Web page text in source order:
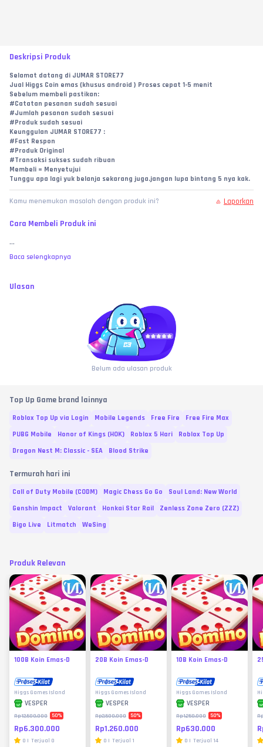
Deskripsi Produk
Selamat datang di JUMAR STORE77
Jual Higgs Coin emas {khusus android } Proses cepat 1-5 menit
Sebelum membeli pastikan:
#Catatan pesanan sudah sesuai
#Jumlah pesanan sudah sesuai
#Produk sudah sesuai
Keunggulan JUMAR STORE77 :
#Fast Respon
#Produk Original
#Transaksi sukses sudah ribuan
Membeli = Menyetujui
Tunggu apa lagi yuk belanja sekarang juga.jangan lupa bintang 5 nya kak.
Kamu menemukan masalah dengan produk ini? Laporkan
Cara Membeli Produk ini
...
Baca selengkapnya
Ulasan
Belum ada ulasan produk
Top Up Game brand lainnya
Roblox Top Up via Login Mobile Legends Free Fire
Free Fire Max
PUBG Mobile
Honor of Kings (HOK) Roblox 5 Hari
Roblox Top Up
Dragon Nest M: Classic - SEA
Blood Strike
Termurah hari ini
Call of Duty Mobile (CODM) Magic Chess Go Go
Soul Land: New World
Genshin Impact
Valorant Honkai Star Rail
Zenless Zone Zero (ZZZ)
Bigo Live
Litmatch WeSing
Produk Relevan
100B Koin Emas-D
Higgs Games Island
VESPER
Rp12.500.000 50%
Rp6.300.000
0 | Terjual 0
20B Koin Emas-D
Higgs Games Island
VESPER
Rp2.500.000 50%
Rp1.260.000
0 | Terjual 1
10B Koin Emas-D
Higgs Games Island
VESPER
Rp1.250.000 50%
Rp630.000
0 | Terjual 14